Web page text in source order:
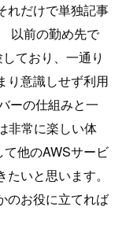
れだけで単独記事
以前の勤め先で
ており、一通り
り意識しせず利用
ーの仕組みと一
非常に楽しい体
他のAWSサービ
いと思います。
のお役に立てれば